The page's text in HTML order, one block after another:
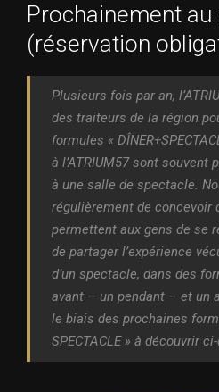
Prochainement au
(réservation
Plusieurs fois par an,
des traiteurs de la région
formules «
à l’ATRIUM57 sont souvent
à une salle de spectacle.
régulièrement de concevoir
permettent aux gens de se
de partager l’expérience
d’un spectacle, dans des
avant – un pendant – et un
le biais des prochaines
SPECTACLE » à découvrir